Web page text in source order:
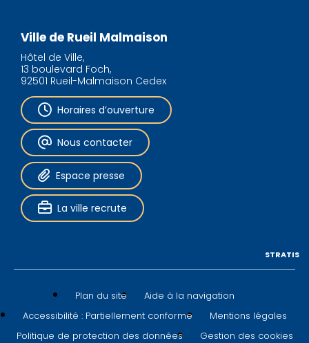
Ville de Rueil Malmaison
Hôtel de Ville,
13 boulevard Foch,
92501 Rueil-Malmaison Cedex
Horaires d’ouverture
Nous contacter
Espace presse
La ville recrute
Plan du site
Aide à la navigation
Accessibilité : Partiellement conforme
Mentions légales
Politique de protection des données
Gestion des cookies
STRATIS